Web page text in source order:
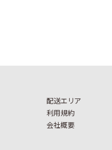
配送エリア
利用規約
会社概要